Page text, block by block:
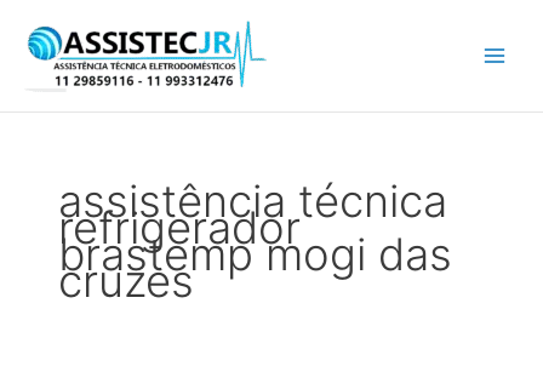
para
conteúdo
assistência técnica
refrigerador
brastemp mogi das
cruzes